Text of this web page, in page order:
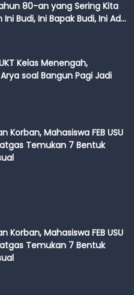
80-an yang Sering Kita
Budi, Ini Bapak Budi, Ini Adik
Kelas Menengah,
soal Bangun Pagi Jadi
Korban, Mahasiswa FEB USU
Temukan 7 Bentuk
Korban, Mahasiswa FEB USU
Temukan 7 Bentuk